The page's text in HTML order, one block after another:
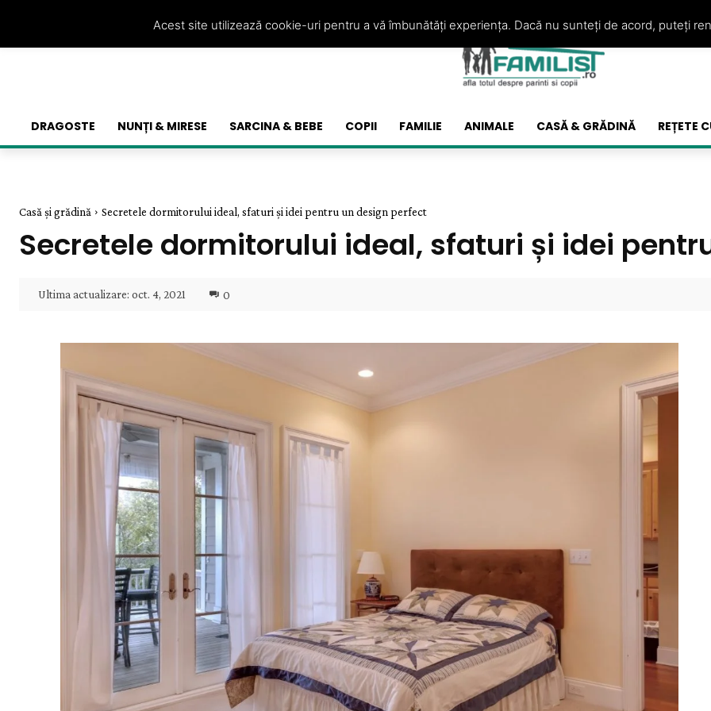
DRAGOSTE NUNȚI & MIRESE SARCINA & BEBE COPII FAMILIE ANIMALE CASĂ & GRĂDINĂ REȚETE
Casă și grădină Secretele dormitorului ideal, sfaturi și idei pentru un design perfect
Secretele dormitorului ideal, sfaturi și idei
Ultima actualizare: oct. 4, 2021 0
Acest site utilizează cookie-uri pentru a vă îmbunătăți experiența. Dacă nu sunteți de acord, puteți